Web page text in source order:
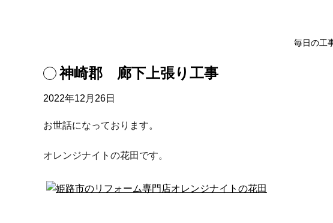
毎日の工
神崎郡 廊下上張り工事
2022年12月26日
お世話になっております。
オレンジナイトの花田です。